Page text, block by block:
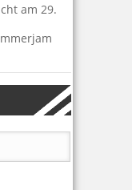
am 29.